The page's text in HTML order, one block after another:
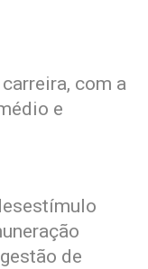
com a
e
de